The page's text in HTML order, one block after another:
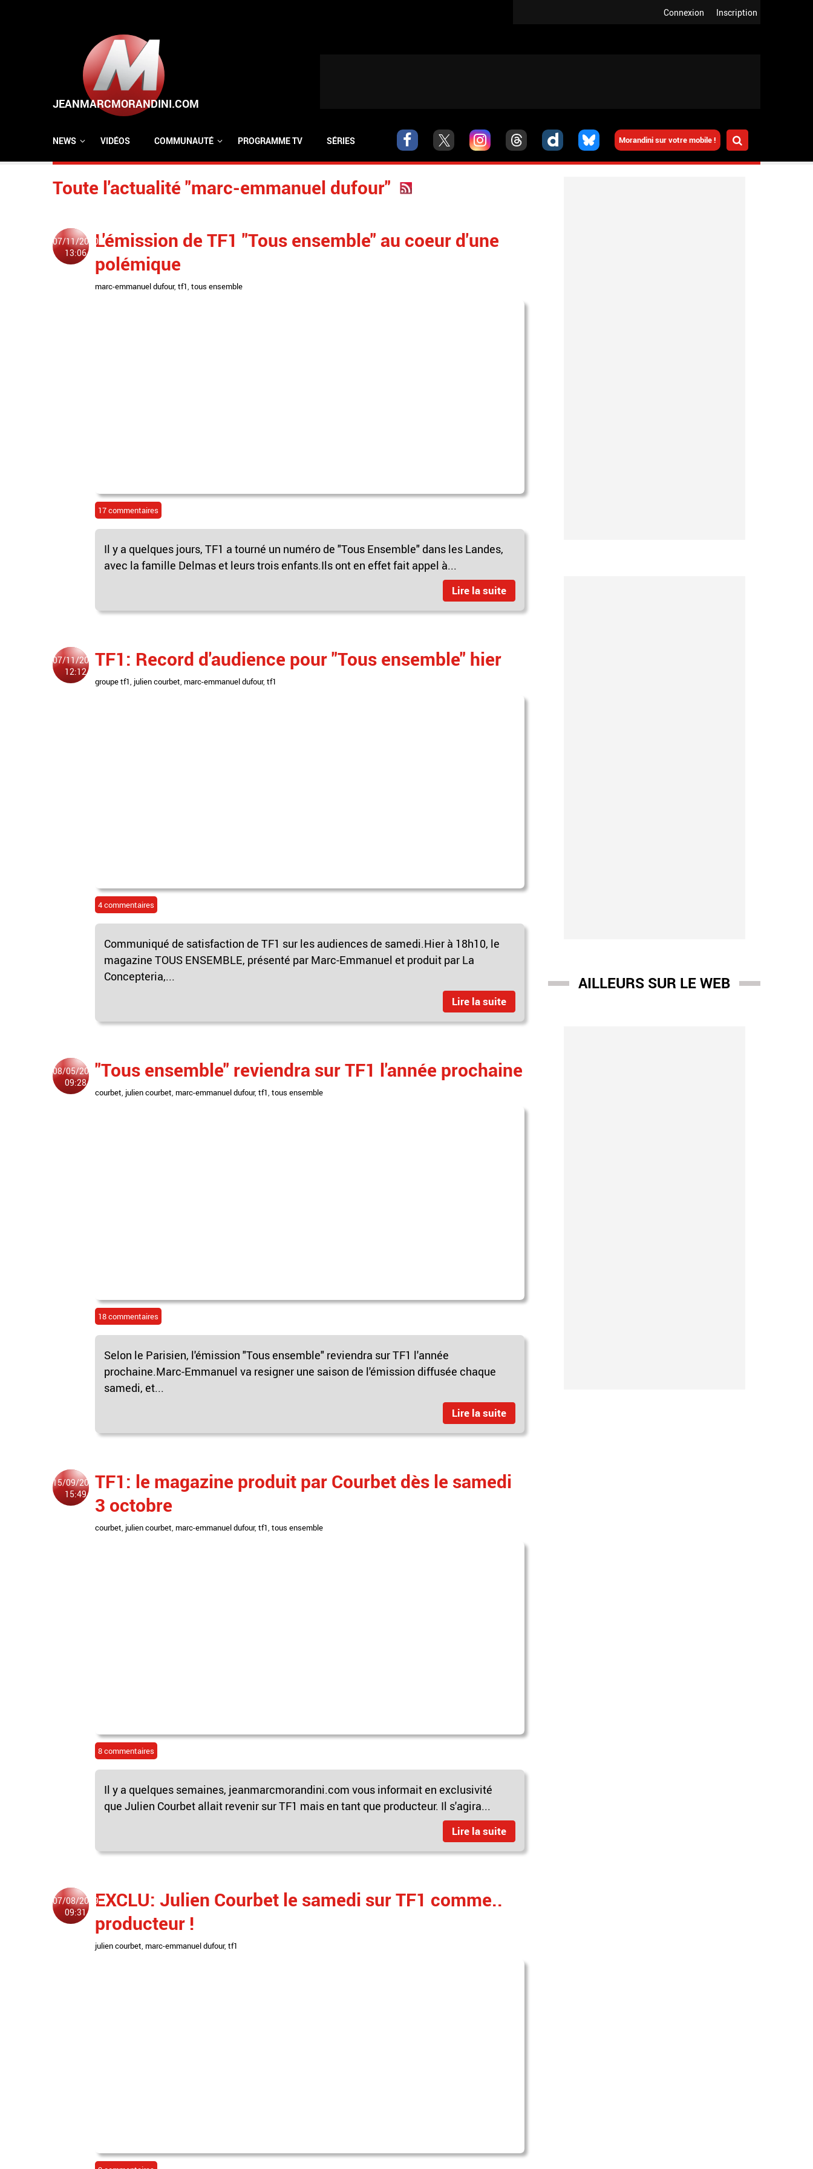
Inscription
Connexion
Morandini sur votre mobile !
NEWS VIDÉOS COMMUNAUTÉ PROGRAMME TV SÉRIES
Toute l'actualité "marc-emmanuel dufour"
07/11/2010
13:06
L'émission de TF1 "Tous ensemble" au coeur d'une
polémique
marc-emmanuel dufour, tf1, tous ensemble
17 commentaires
Il y a quelques jours, TF1 a tourné un numéro de "Tous Ensemble" dans les Landes,
avec la famille Delmas et leurs trois enfants.Ils ont en effet fait appel à...
Lire la suite
07/11/2010
12:12
TF1: Record d'audience pour "Tous ensemble" hier
groupe tf1 julien courbet marc-emmanuel dufour, tf1
4 commentaires
Communiqué de satisfaction de TF1 sur les audiences de samedi.Hier à 18h10, le
magazine TOUS ENSEMBLE, présenté par Marc-Emmanuel et produit par La
Concepteria,...
Lire la suite
08/05/2010
09:28
"Tous ensemble" reviendra sur TF1 l'année prochaine
courbet, julien courbet, marc-emmanuel dufour, tf1, tous ensemble
18 commentaires
Selon le Parisien, l'émission "Tous ensemble" reviendra sur TF1 l'année
prochaine.Marc-Emmanuel va resigner une saison de l'émission diffusée chaque
samedi, et...
Lire la suite
15/09/2009
15:49
TF1: le magazine produit par Courbet dès le samedi
3 octobre
courbet julien courbet marc-emmanuel dufour, tf1 tous ensemble
8 commentaires
Il y a quelques semaines, jeanmarcmorandini.com vous informait en exclusivité
que Julien Courbet allait revenir sur TF1 mais en tant que producteur. Il s'agira...
Lire la suite
07/08/2009
09:31
EXCLU: Julien Courbet le samedi sur TF1 comme..
producteur !
julien courbet, marc-emmanuel dufour, tf1
AILLEURS SUR LE WEB